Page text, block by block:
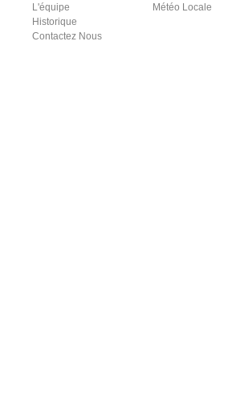
L'équipe
Historique
Contactez Nous
Météo Locale